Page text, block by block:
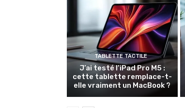
TABLETTE TACTILE
J’ai testé l’iPad Pro M5 :
cette tablette remplace-t-
elle vraiment un MacBook ?